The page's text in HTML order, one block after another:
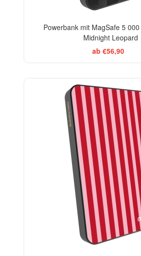
Powerbank mit MagSafe 5
Midnight Leopard
ab €56,90